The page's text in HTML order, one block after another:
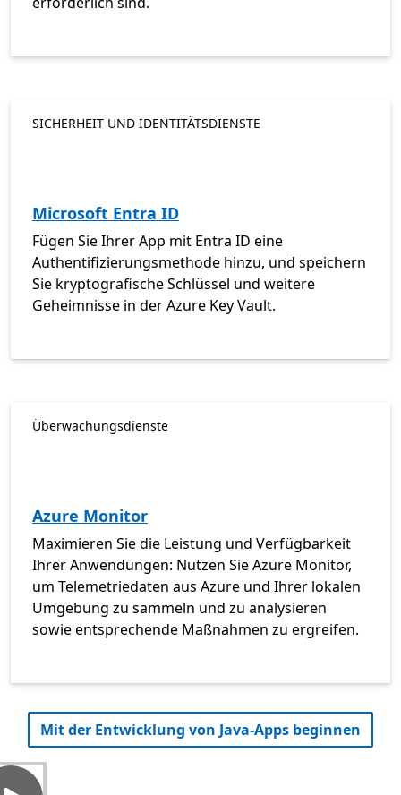
SICHERHEIT UND IDENTITÄTSDIENSTE
Microsoft Entra ID
Fügen Sie Ihrer App mit Entra ID eine
Authentifizierungsmethode hinzu, und speichern
Sie kryptografische Schlüssel und weitere
Geheimnisse in der Azure Key Vault.
Überwachungsdienste
Azure Monitor
Maximieren Sie die Leistung und Verfügbarkeit
Ihrer Anwendungen: Nutzen Sie Azure Monitor,
um Telemetriedaten aus Azure und Ihrer lokalen
Umgebung zu sammeln und zu analysieren
sowie entsprechende Maßnahmen zu ergreifen.
Mit der Entwicklung von Java-Apps beginnen